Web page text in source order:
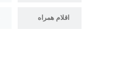
اقلام همراه